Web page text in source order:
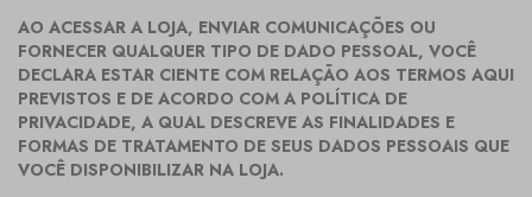
AO ACESSAR A LOJA, ENVIAR COMUNICAÇÕES OU
FORNECER QUALQUER TIPO DE DADO PESSOAL, VOCÊ
DECLARA ESTAR CIENTE COM RELAÇÃO AOS TERMOS AQUI
PREVISTOS E DE ACORDO COM A POLÍTICA DE
PRIVACIDADE, A QUAL DESCREVE AS FINALIDADES E
FORMAS DE TRATAMENTO DE SEUS DADOS PESSOAIS QUE
VOCÊ DISPONIBILIZAR NA LOJA.